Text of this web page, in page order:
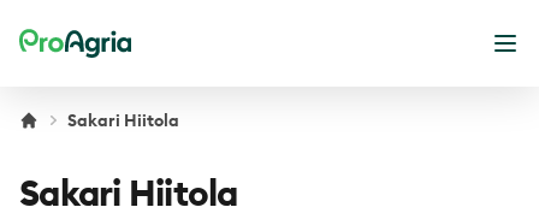
ProAgria
Sakari Hiitola
Sakari Hiitola